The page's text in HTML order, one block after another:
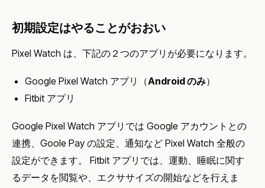
初期設定はやることがおおい
Pixel Watch は、下記の２つのアプリが必要になります。
Google Pixel Watch アプリ（Android のみ）
Fitbit アプリ
Google Pixel Watch アプリでは Google アカウントとの
連携、Goole Pay の設定、通知など Pixel Watch 全般の
設定ができます。 Fitbit アプリでは、運動、睡眠に関す
るデータを閲覧や、エクササイズの開始などを行えま